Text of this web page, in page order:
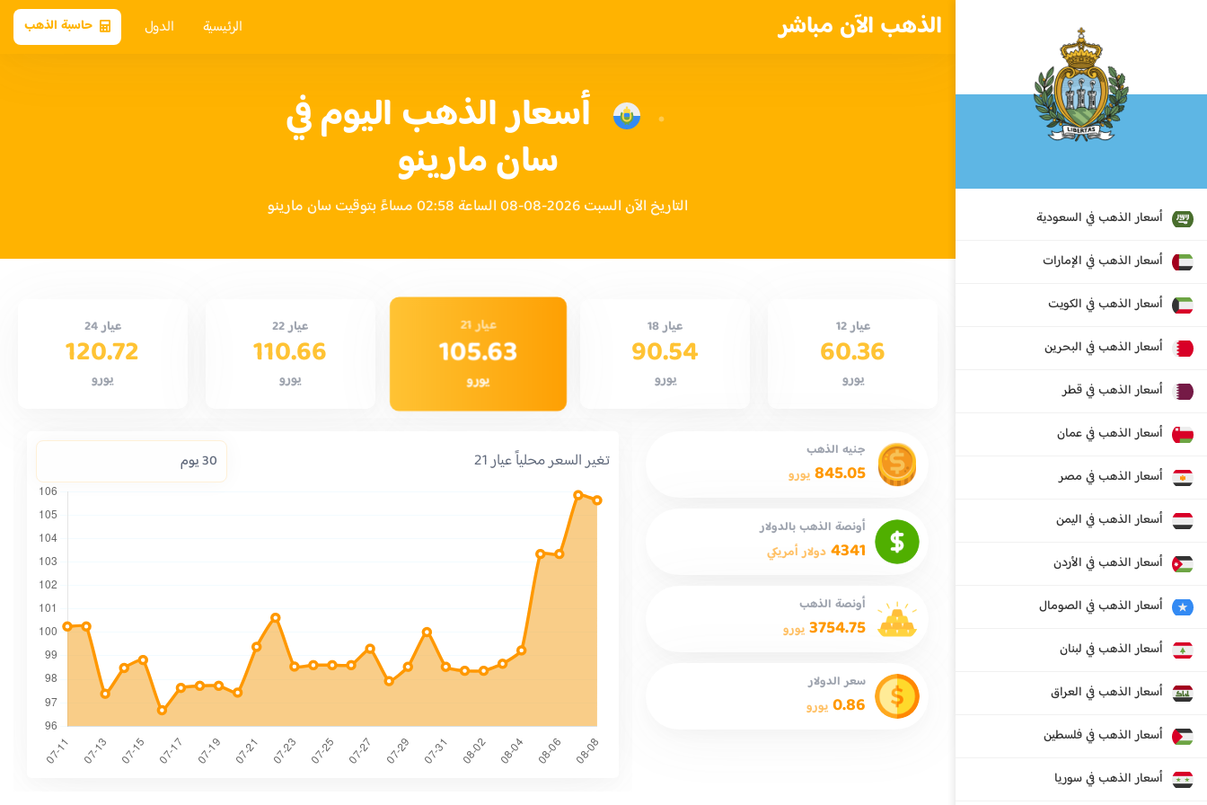
الذهب الآن مباشر الرئيسية الدول حاسبة الذهب
أسعار الذهب في السعودية
أسعار الذهب في الإمارات
أسعار الذهب في الكويت
أسعار الذهب في البحرين
أسعار الذهب في قطر
أسعار الذهب في عمان
أسعار الذهب في مصر
أسعار الذهب في اليمن
أسعار الذهب في الأردن
أسعار الذهب في الصومال
أسعار الذهب في لبنان
أسعار الذهب في العراق
أسعار الذهب في فلسطين
أسعار الذهب في سوريا
أسعار الذهب اليوم في
سان مارينو
التاريخ الآن السبت 2026-08-08 الساعة 02:58 مساءً بتوقيت سان مارينو
عيار 12
60.36
يورو
عيار 18
90.54
يورو
عيار 21
105.63
يورو
عيار 22
110.66
يورو
عيار 24
120.72
يورو
جنيه الذهب
845.05 يورو
أونصة الذهب بالدولار
4341 دولار أمريكي
أونصة الذهب
3754.75 يورو
سعر الدولار
0.86 يورو
تغير السعر محلياً عيار 21